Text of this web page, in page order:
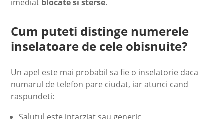
imediat blocate si sterse.
Cum puteti distinge numerele
inselatoare de cele obisnuite?
Un apel este mai probabil sa fie o inselatorie daca
numarul de telefon pare ciudat, iar atunci cand
raspundeti: